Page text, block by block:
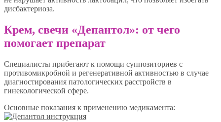
дисбактериоза.
Крем, свечи «Депантол»: от чего
помогает препарат
Специалисты прибегают к помощи суппозиториев с
противомикробной и регенеративной активностью в случае
диагностирования патологических расстройств в
гинекологической сфере.
Основные показания к применению медикамента: